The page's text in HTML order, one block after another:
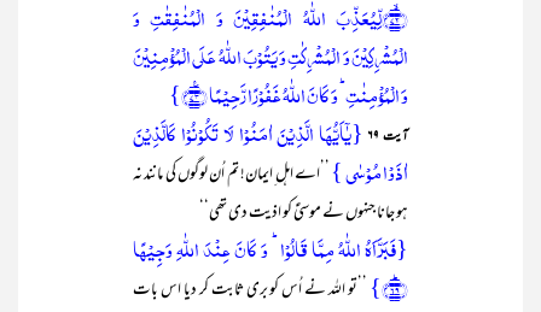
﴿ۙ۷۲﴾لِّیُعَذِّبَ اللّٰہُ الۡمُنٰفِقِیۡنَ وَ الۡمُنٰفِقٰتِ وَ
الۡمُشۡرِکِیۡنَ وَ الۡمُشۡرِکٰتِ وَ یَتُوۡبَ اللّٰہُ عَلَی الۡمُؤۡمِنِیۡنَ
وَ الۡمُؤۡمِنٰتِ ؕ وَ کَانَ اللّٰہُ غَفُوۡرًا رَّحِیۡمًا ﴿٪۷۳﴾}
آیت ۶۹
{یٰۤاَیُّہَا الَّذِیۡنَ اٰمَنُوۡا لَا تَکُوۡنُوۡا کَالَّذِیۡنَ
اٰذَوۡا مُوۡسٰی } ’’اے اہل ِایمان! تم اُن لوگوں کی مانند نہ
ہو جانا جنہوں نے موسیٰؑ کو اذیت دی تھی‘‘
{فَبَرَّاَہُ اللّٰہُ مِمَّا قَالُوۡا ؕ وَ کَانَ عِنۡدَ اللّٰہِ وَجِیۡہًا
﴿ؕ۶۹﴾}
’’تو اللہ نے اُس کو بری ثابت کر دیا اس بات